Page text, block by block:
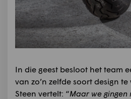
In die geest besloot het team
van zo’n zelfde soort design
Steen vertelt: “Maar we